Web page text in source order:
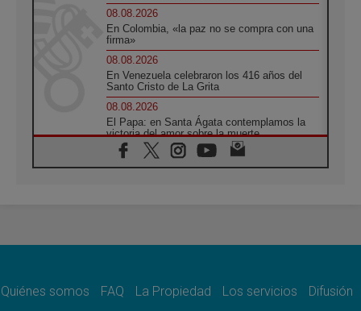
08.08.2026
En Colombia, «la paz no se compra con una
firma»
08.08.2026
En Venezuela celebraron los 416 años del
Santo Cristo de La Grita
08.08.2026
El Papa: en Santa Ágata contemplamos la
victoria del amor sobre la muerte
08.08.2026
León XIV visitará el Santuario de la Madre
07.08.2026
07.08.2026
Quiénes somos FAQ La Propiedad Los servicios Difusión